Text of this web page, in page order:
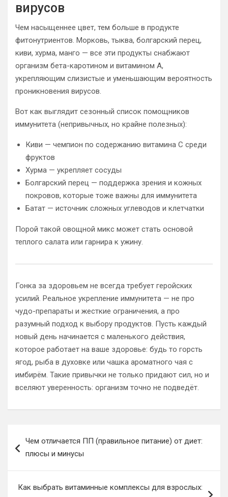
вирусов
Чем насыщеннее цвет, тем больше в продукте
фитонутриентов. Морковь, тыква, болгарский перец,
киви, хурма, манго — все эти продукты снабжают
организм бета-каротином и витамином A,
укрепляющим слизистые и уменьшающим вероятность
проникновения вирусов.
Вот как выглядит сезонный список помощников
иммунитета (непривычных, но крайне полезных):
Киви — чемпион по содержанию витамина C среди
фруктов
Хурма — укрепляет сосуды
Болгарский перец — поддержка зрения и кожных
покровов, которые тоже важны для иммунитета
Батат — источник сложных углеводов и клетчатки
Порой такой овощной микс может стать основой
теплого салата или гарнира к ужину.
Гонка за здоровьем не всегда требует геройских
усилий. Реальное укрепление иммунитета — не про
чудо-препараты и жесткие ограничения, а про
разумный подход к выбору продуктов. Пусть каждый
новый день начинается с маленького действия,
которое работает на ваше здоровье: будь то горсть
ягод, рыба в духовке или чашка ароматного чая с
имбирём. Такие привычки не только придают сил, но и
вселяют уверенность: организм точно не подведёт.
по
Чем отличается ПП (правильное питание) от диет:
плюсы и минусы
Как выбрать витаминные комплексы для взрослых: